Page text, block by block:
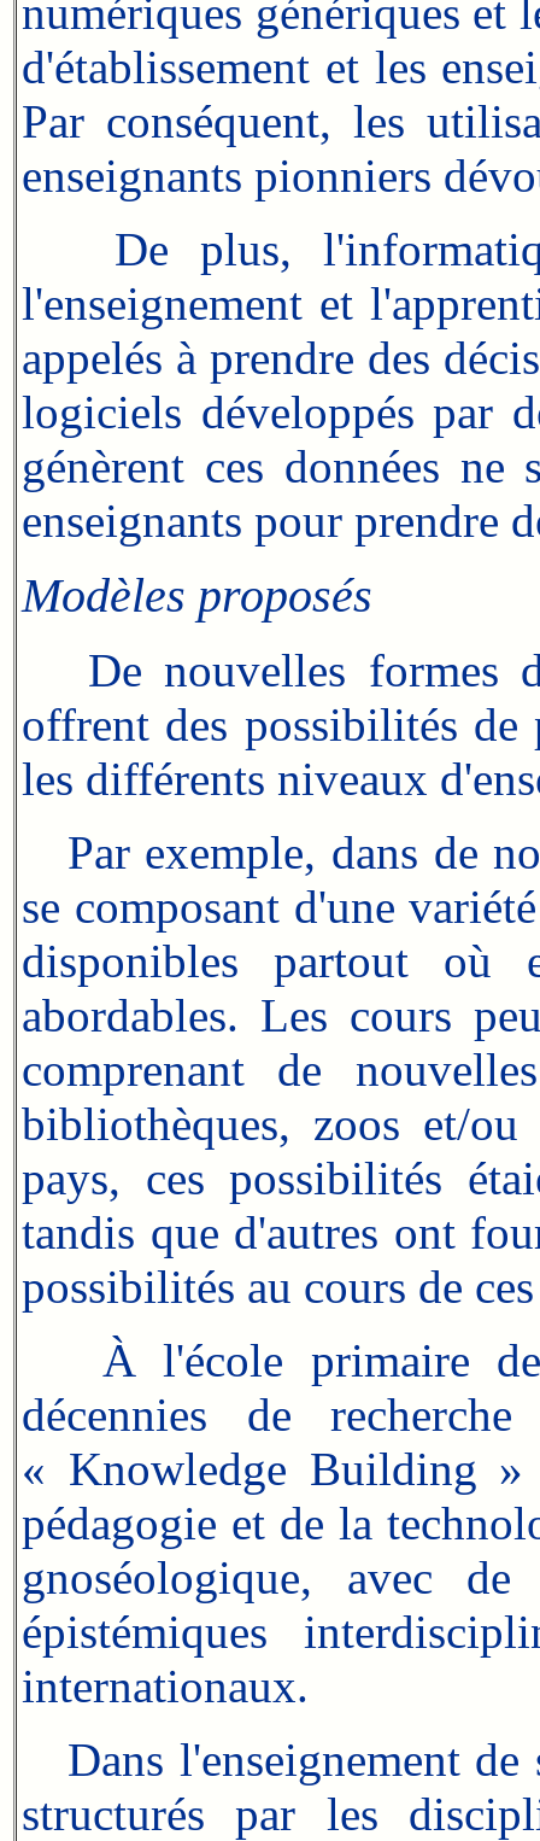
numériques génériques et
d'établissement et les
Par conséquent, les
enseignants pionniers
De plus,
l'enseignement et
appelés à prendre des
logiciels développés par
génèrent ces données
enseignants pour prendre
Modèles proposés
De nouvelles formes
offrent des possibilités de
les différents niveaux
Par exemple, dans de
se composant d'une
disponibles partout où
abordables. Les cours
comprenant de
bibliothèques, zoos et/
pays, ces possibilités
tandis que d'autres ont
possibilités au cours de
À l'école primaire des
décennies de
« Knowledge Building
pédagogie et de la
gnoséologique, avec
épistémiques
internationaux.
Dans l'enseignement de
structurés par les